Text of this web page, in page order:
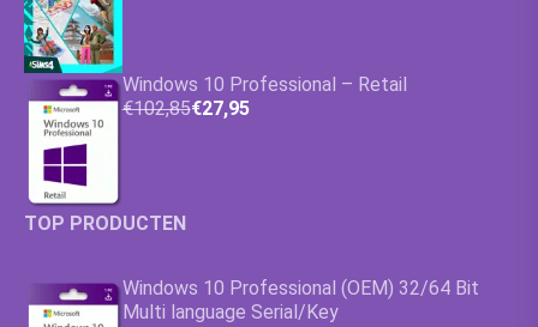
Windows 10 Professional – Retail
€102,85€27,95
TOP PRODUCTEN
Windows 10 Professional (OEM) 32/64 Bit
Multi language Serial/Key